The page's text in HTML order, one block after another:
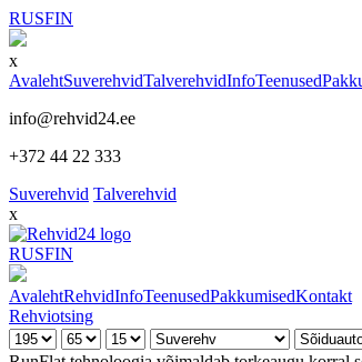
RUSFIN
x
AvalehtSuverehvidTalverehvidInfoTeenused
info@rehvid24.ee
+372 44 22 333
Suverehvid Talverehvid
x
RUSFIN
AvalehtRehvidInfoTeenusedPakkumisedKontakt
Rehviotsing